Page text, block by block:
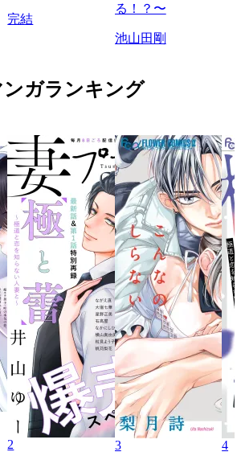
完結
る！？〜
池山田剛
ンガランキング
2 3 4